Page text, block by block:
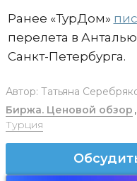
Ранее «ТурДом»
перелета в
Санкт-Петербурга.
Автор: Татьяна
Биржа. Ценовой обзор ,
Турция